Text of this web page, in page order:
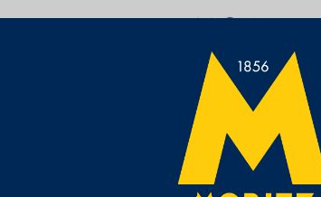
UN ESPACIO QUE TE ACERCA LA
5